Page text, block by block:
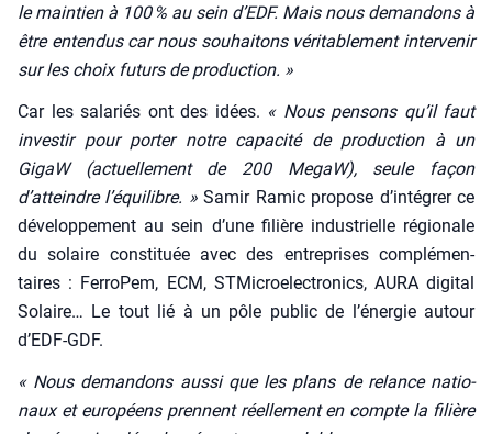
le main­tien à 100 % au sein d’EDF. Mais nous deman­dons à
être enten­dus car nous sou­hai­tons véri­ta­ble­ment inter­ve­nir
sur les choix futurs de pro­duc­tion. »
Car les sala­riés ont des idées. « Nous pen­sons qu’il faut
inves­tir pour por­ter notre capa­ci­té de pro­duc­tion à un
GigaW (actuel­le­ment de 200 MegaW), seule façon
d’atteindre l’équilibre. »Samir Ramic pro­pose d’intégrer ce
déve­lop­pe­ment au sein d’une filière indus­trielle régio­nale
du solaire consti­tuée avec des entre­prises com­plé­men­
taires : Fer­ro­Pem, ECM, STMi­croe­lec­tro­nics, AURA digi­tal
Solaire… Le tout lié à un pôle public de l’énergie autour
d’EDF-GDF.
« Nous deman­dons aus­si que les plans de relance natio­
naux et euro­péens prennent réel­le­ment en compte la filière